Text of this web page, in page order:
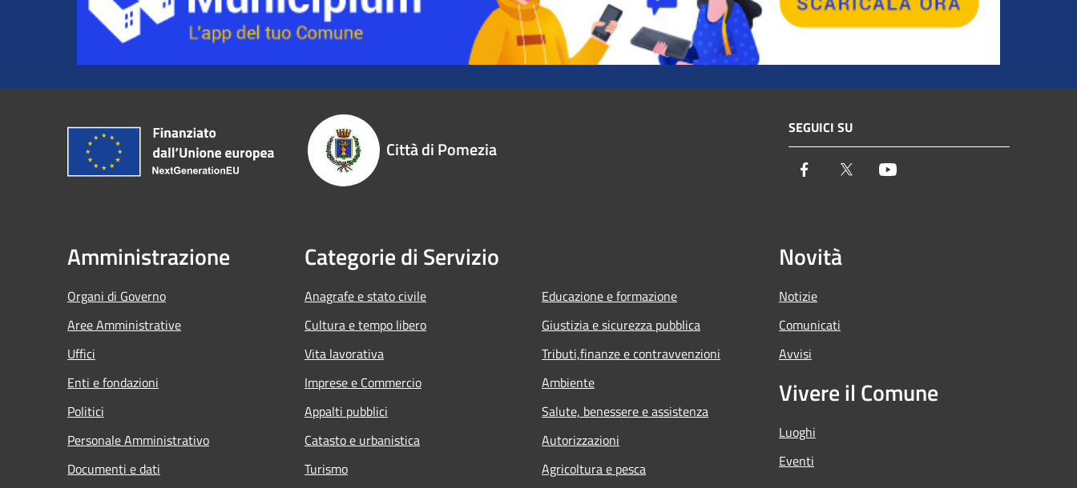
Città di Pomezia
SEGUICI SU
Facebook Twitter
Amministrazione
Organi di Governo
Aree Amministrative
Uffici
Enti e fondazioni
Politici
Personale Amministrativo
Documenti e dati
Categorie di Servizio
Anagrafe e stato civile
Cultura e tempo libero
Vita lavorativa
Imprese e Commercio
Appalti pubblici
Catasto e urbanistica
Turismo
Educazione e formazione
Giustizia e sicurezza pubblica
Tributi,finanze e contravvenzioni
Ambiente
Salute, benessere e assistenza
Autorizzazioni
Agricoltura e pesca
Novità
Notizie
Comunicati
Avvisi
Vivere il Comune
Luoghi
Eventi